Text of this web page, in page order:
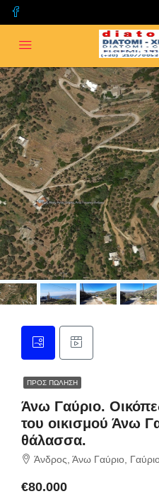
ΠΡΟΣ ΠΏΛΗΣΗ
Άνω Γαύριο.
του οικισμού Άνω
θάλασσα.
Άνδρος, Άνω Γαύριο, Γαύριο, Άνω Γαύριο, Δήμος Άνδρου, Περιφερειακή Ενότητα
€80.000